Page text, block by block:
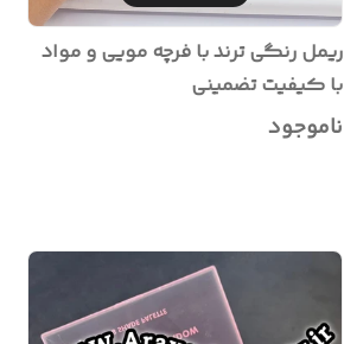
ریمل رنگی ترند با فرچه مویی و مواد
با کیفیت تضمینی
ناموجود